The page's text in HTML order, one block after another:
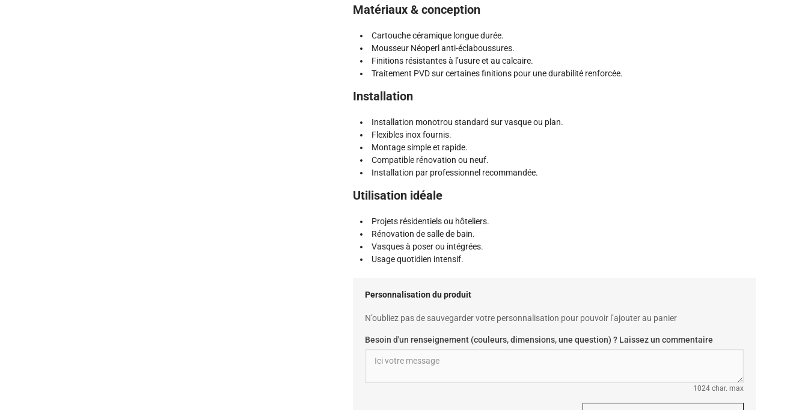
Matériaux & conception
Cartouche céramique longue durée.
Mousseur Néoperl anti-éclaboussures.
Finitions résistantes à l’usure et au calcaire.
Traitement PVD sur certaines finitions pour une durabilité renforcée.
Installation
Installation monotrou standard sur vasque ou plan.
Flexibles inox fournis.
Montage simple et rapide.
Compatible rénovation ou neuf.
Installation par professionnel recommandée.
Utilisation idéale
Projets résidentiels ou hôteliers.
Rénovation de salle de bain.
Vasques à poser ou intégrées.
Usage quotidien intensif.
Personnalisation du produit
N’oubliez pas de sauvegarder votre personnalisation pour pouvoir l’ajouter au panier
Besoin d'un renseignement (couleurs, dimensions, une question) ? Laissez un commentaire
1024 char. max